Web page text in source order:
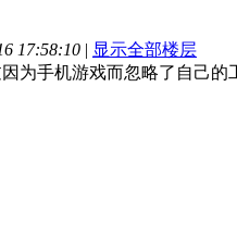
17:58:10 | 显示全部楼层
为手机游戏而忽略了自己的